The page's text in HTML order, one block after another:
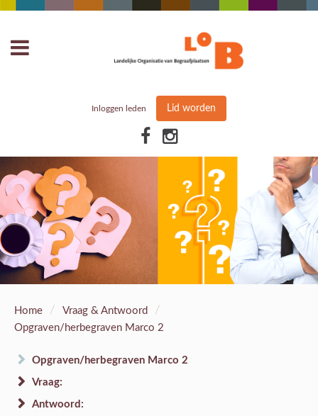
Inloggen leden Lid worden
Home / Vraag & Antwoord /
Opgraven/herbegraven Marco 2
Opgraven/herbegraven Marco 2
Vraag:
Antwoord: